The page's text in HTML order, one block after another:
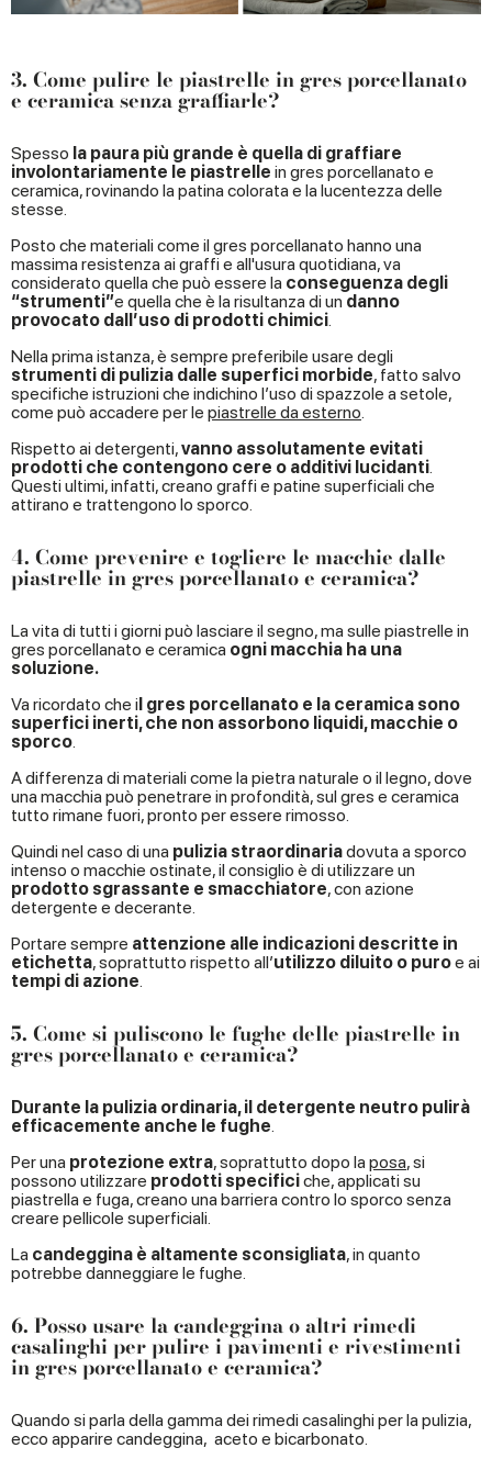
3. Come pulire le piastrelle in gres porcellanato
e ceramica senza graffiarle?
Spesso la paura più grande è quella di graffiare
involontariamente le piastrelle in gres porcellanato e
ceramica, rovinando la patina colorata e la lucentezza delle
stesse.
Posto che materiali come il gres porcellanato hanno una
massima resistenza ai graffi e all'usura quotidiana, va
considerato quella che può essere la conseguenza degli
“strumenti”e quella che è la risultanza di un danno
provocato dall’uso di prodotti chimici.
Nella prima istanza, è sempre preferibile usare degli
strumenti di pulizia dalle superfici morbide, fatto salvo
specifiche istruzioni che indichino l’uso di spazzole a setole,
come può accadere per le piastrelle da esterno.
Rispetto ai detergenti,vanno assolutamente evitati
prodotti che contengono cere o additivi lucidanti.
Questi ultimi, infatti, creano graffi e patine superficiali che
attirano e trattengono lo sporco.
4. Come prevenire e togliere le macchie dalle
piastrelle in gres porcellanato e ceramica?
La vita di tutti i giorni può lasciare il segno, ma sulle piastrelle in
gres porcellanato e ceramica ogni macchia ha una
soluzione.
Va ricordato che i l gres porcellanato e la ceramica sono
superfici inerti, che non assorbono liquidi, macchie o
sporco.
A differenza di materiali come la pietra naturale o il legno, dove
una macchia può penetrare in profondità, sul gres e ceramica
tutto rimane fuori, pronto per essere rimosso.
Quindi nel caso di una pulizia straordinariadovuta a sporco
intenso o macchie ostinate, il consiglio è di utilizzare un
prodotto sgrassante e smacchiatore, con azione
detergente e decerante.
Portare sempre attenzione alle indicazioni descritte in
etichetta, soprattutto rispetto all’utilizzo diluito o puroe ai
tempi di azione.
5. Come si puliscono le fughe delle piastrelle in
gres porcellanato e ceramica?
Durante la pulizia ordinaria, il detergente neutro pulirà
efficacemente anche le fughe.
Per una protezione extra, soprattutto dopo la posa, si
possono utilizzare prodotti specificiche, applicati su
piastrella e fuga, creano una barriera contro lo sporco senza
creare pellicole superficiali.
La candeggina è altamente sconsigliata, in quanto
potrebbe danneggiare le fughe.
6. Posso usare la candeggina o altri rimedi
casalinghi per pulire i pavimenti e rivestimenti
in gres porcellanato e ceramica?
Quando si parla della gamma dei rimedi casalinghi per la pulizia,
ecco apparire candeggina, aceto e bicarbonato.